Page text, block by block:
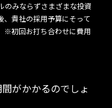
のみならずさまざまな投資
、貴社の採用予算にそって
※初回お打ち合わせに費用
がかかるのでしょ